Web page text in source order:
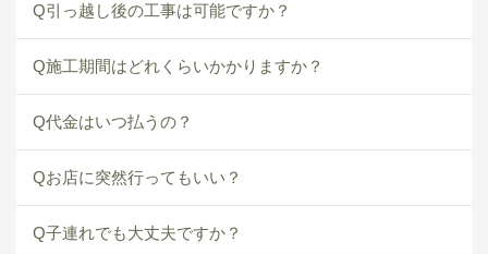
Q引っ越し後の工事は可能ですか？
Q施工期間はどれくらいかかりますか？
Q代金はいつ払うの？
Qお店に突然行ってもいい？
Q子連れでも大丈夫ですか？